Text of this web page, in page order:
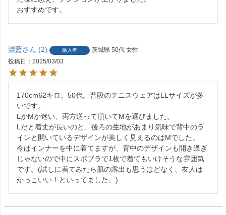
おすすめです。
濃藍 2 購入者 茨城県 50代 女性
投稿日
2025/03/03
170cm62キロ。50代。普段のテニスウェアはLLサイズが多
いです。
LかМか迷い、両方送って頂いてМを選びました。
Lだと着丈が長いのと、後ろの生地があまり気味で背中のラ
インと開いているデザインが美しく見えるのはМでした。
今はインナーを中に着てますが、背中のデザインも開き過ぎ
じゃないので中にスポブラで1枚で着てもいけそうな雰囲気
です。(試しに着てみたら肌の露出も思うほどなく、友人は
かっこいい！といってました。)